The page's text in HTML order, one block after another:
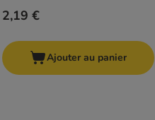
2,19 €
Ajouter au panier